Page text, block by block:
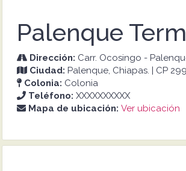
Palenque
Dirección: Carr. Ocosingo -
Ciudad: Palenque, Chiapas. | CP
Colonia: Colonia
Teléfono: XXXXXXXXXX
Mapa de ubicación: Ver ubicación